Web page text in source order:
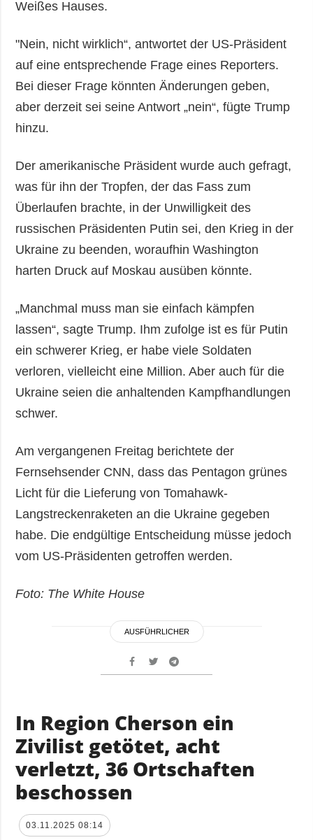
Weißes Hauses.
"Nein, nicht wirklich“, antwortet der US-Präsident
auf eine entsprechende Frage eines Reporters.
Bei dieser Frage könnten Änderungen geben,
aber derzeit sei seine Antwort „nein“, fügte Trump
hinzu.
Der amerikanische Präsident wurde auch gefragt,
was für ihn der Tropfen, der das Fass zum
Überlaufen brachte, in der Unwilligkeit des
russischen Präsidenten Putin sei, den Krieg in der
Ukraine zu beenden, woraufhin Washington
harten Druck auf Moskau ausüben könnte.
„Manchmal muss man sie einfach kämpfen
lassen“, sagte Trump. Ihm zufolge ist es für Putin
ein schwerer Krieg, er habe viele Soldaten
verloren, vielleicht eine Million. Aber auch für die
Ukraine seien die anhaltenden Kampfhandlungen
schwer.
Am vergangenen Freitag berichtete der
Fernsehsender CNN, dass das Pentagon grünes
Licht für die Lieferung von Tomahawk-
Langstreckenraketen an die Ukraine gegeben
habe. Die endgültige Entscheidung müsse jedoch
vom US-Präsidenten getroffen werden.
Foto: The White House
AUSFÜHRLICHER
In Region Cherson ein
Zivilist getötet, acht
verletzt, 36 Ortschaften
beschossen
03.11.2025 08:14